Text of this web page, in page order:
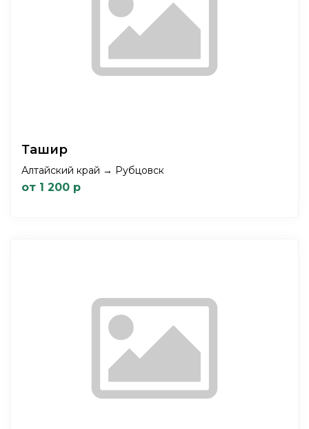
Ташир
Алтайский край → Рубцовск
от 1 200 р